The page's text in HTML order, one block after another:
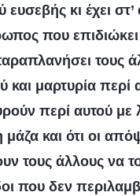
κι έχει στ’
που
τους
και μαρτυρία
περί αυτού με
και ότι οι
άλλους να
που δεν